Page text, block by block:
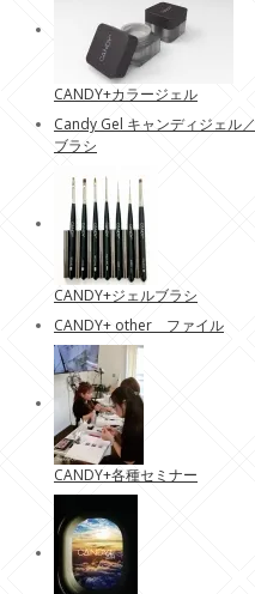
CANDY+カラージェル
Candy Gel キャンディジェル／
ブラシ
CANDY+ジェルブラシ
CANDY+ other ファイル
CANDY+各種セミナー